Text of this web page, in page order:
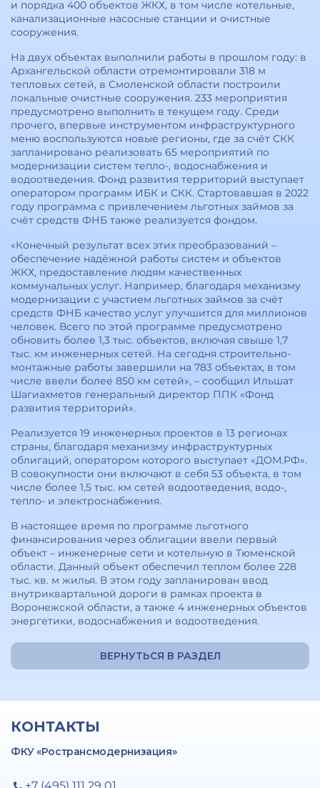
и порядка 400 объектов ЖКХ, в том числе котельные,
канализационные насосные станции и очистные
сооружения.
На двух объектах выполнили работы в прошлом году: в
Архангельской области отремонтировали 318 м
тепловых сетей, в Смоленской области построили
локальные очистные сооружения. 233 мероприятия
предусмотрено выполнить в текущем году. Среди
прочего, впервые инструментом инфраструктурного
меню воспользуются новые регионы, где за счёт СКК
запланировано реализовать 65 мероприятий по
модернизации систем тепло-, водоснабжения и
водоотведения. Фонд развития территорий выступает
оператором программ ИБК и СКК. Стартовавшая в 2022
году программа с привлечением льготных займов за
счёт средств ФНБ также реализуется фондом.
«Конечный результат всех этих преобразований –
обеспечение надёжной работы систем и объектов
ЖКХ, предоставление людям качественных
коммунальных услуг. Например, благодаря механизму
модернизации с участием льготных займов за счёт
средств ФНБ качество услуг улучшится для миллионов
человек. Всего по этой программе предусмотрено
обновить более 1,3 тыс. объектов, включая свыше 1,7
тыс. км инженерных сетей. На сегодня строительно-
монтажные работы завершили на 783 объектах, в том
числе ввели более 850 км сетей», – сообщил Ильшат
Шагиахметов генеральный директор ППК «Фонд
развития территорий».
Реализуется 19 инженерных проектов в 13 регионах
страны, благодаря механизму инфраструктурных
облигаций, оператором которого выступает «ДОМ.РФ».
В совокупности они включают в себя 53 объекта, в том
числе более 1,5 тыс. км сетей водоотведения, водо-,
тепло- и электроснабжения.
В настоящее время по программе льготного
финансирования через облигации ввели первый
объект – инженерные сети и котельную в Тюменской
области. Данный объект обеспечил теплом более 228
тыс. кв. м жилья. В этом году запланирован ввод
внутриквартальной дороги в рамках проекта в
Воронежской области, а также 4 инженерных объектов
энергетики, водоснабжения и водоотведения.
ВЕРНУТЬСЯ В РАЗДЕЛ
КОНТАКТЫ
ФКУ «Ространсмодернизация»